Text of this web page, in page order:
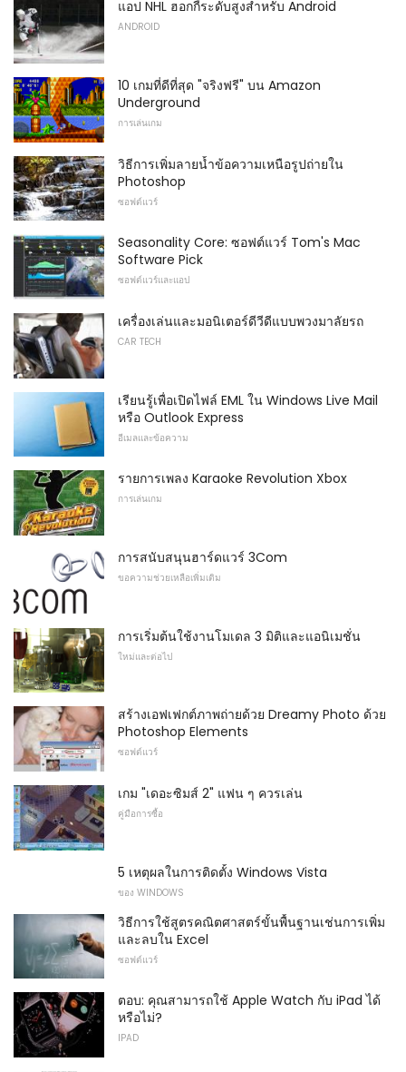
แอป NHL ฮอกกี้ระดับสูงสำหรับ Android
ANDROID
10 เกมที่ดีที่สุด "จริงฟรี" บน Amazon
Underground
การเล่นเกม
วิธีการเพิ่มลายน้ำข้อความเหนือรูปถ่ายใน
Photoshop
ซอฟต์แวร์
Seasonality Core: ซอฟต์แวร์ Tom's Mac
Software Pick
ซอฟต์แวร์และแอป
เครื่องเล่นและมอนิเตอร์ดีวีดีแบบพวงมาลัยรถ
CAR TECH
เรียนรู้เพื่อเปิดไฟล์ EML ใน Windows Live Mail
หรือ Outlook Express
อีเมลและข้อความ
รายการเพลง Karaoke Revolution Xbox
การเล่นเกม
การสนับสนุนฮาร์ดแวร์ 3Com
ขอความช่วยเหลือเพิ่มเติม
การเริ่มต้นใช้งานโมเดล 3 มิติและแอนิเมชั่น
ใหม่และต่อไป
สร้างเอฟเฟกต์ภาพถ่ายด้วย Dreamy Photo ด้วย
Photoshop Elements
ซอฟต์แวร์
เกม "เดอะซิมส์ 2" แฟน ๆ ควรเล่น
คู่มือการซื้อ
5 เหตุผลในการติดตั้ง Windows Vista
ของ WINDOWS
วิธีการใช้สูตรคณิตศาสตร์ขั้นพื้นฐานเช่นการเพิ่ม
และลบใน Excel
ซอฟต์แวร์
ตอบ: คุณสามารถใช้ Apple Watch กับ iPad ได้
หรือไม่?
IPAD